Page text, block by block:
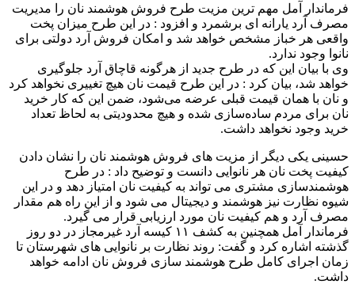
فرماندار آمل مهم ترین مزیت طرح فروش هوشمند نان را مدیریت
مصرف آرد یارانه ای برشمرد و افزود : در این طرح میزان پخت
واقعی هر خباز مشخص خواهد شد و امکان فروش آرد دولتی برای
نانوا وجود ندارد.
وی با بیان این که در طرح جدید از هرگونه قاچاق آرد جلوگیری
خواهد شد، بیان کرد : در این طرح قیمت نان هیچ تغییری نخواهد کرد
و نان با همان قیمت قبلی عرضه می‌شود، ضمن این که کار خرید
نان برای مردم ساده‌سازی شده و هیچ محدودیتی به لحاظ تعداد
خرید وجود نخواهد داشت.
حسینی یکی دیگر از مزیت های فروش هوشمند نان را نشان دادن
کیفیت پخت نان هر نانوایی دانست و توضیح داد : در طرح
هوشمندسازی مشتری می تواند به کیفیت نان امتیاز دهد و در این
شیوه نظارت نیز هوشمند و دیجیتال می شود و از این راه هم مقدار
مصرف آرد و هم کیفیت نان مورد ارزیابی قرار می گیرد.
فرماندار آمل همچنین به کشف ۱۱ کیسه آرد غیرمجاز در دو روز
گذشته اشاره کرد و گفت: روند نظارت بر نانوایی های شهرستان تا
زمان اجرای کامل طرح هوشمند سازی فروش نان ادامه خواهد
داشت.